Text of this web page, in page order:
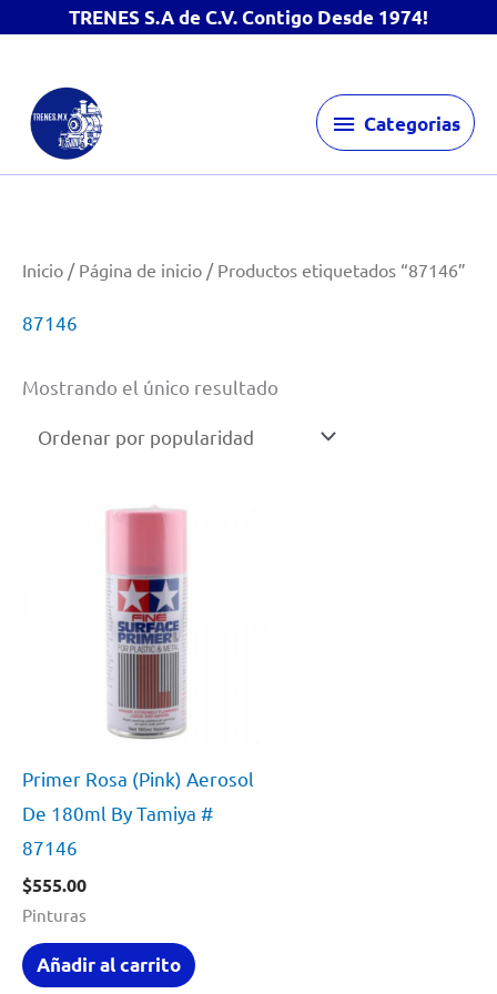
TRENES S.A de C.V. Contigo Desde 1974!
contenido
Categorias
Categorias
Inicio / Página de inicio / Productos etiquetados “87146”
87146
Mostrando el único resultado
Primer Rosa (Pink) Aerosol
De 180ml By Tamiya #
87146
$555.00
Pinturas
Añadir al carrito